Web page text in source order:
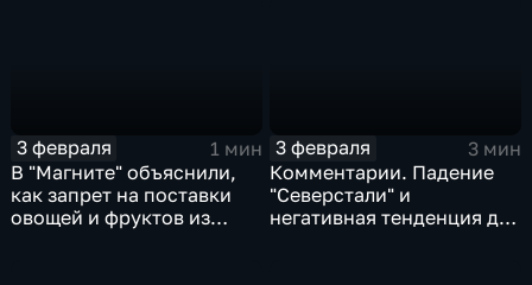
3 февраля
1 мин
В "Магните" объяснили,
как запрет на поставки
овощей и фруктов из
3 февраля
3 мин
Комментарии. Падение
"Северстали" и
негативная тенденция для